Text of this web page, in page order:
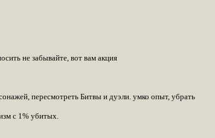
не забывайте, вот вам акция
пересмотреть Битвы и дуэли. умко опыт, убрать
с 1% убитых.